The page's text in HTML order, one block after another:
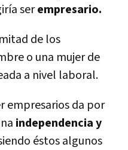
serempresario.
de los
o una mujer de
a nivel laboral.
empresarios da por
independencia y
éstos algunos